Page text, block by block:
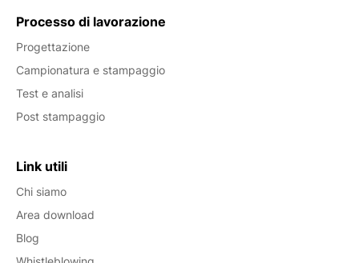
Processo di lavorazione
Progettazione
Campionatura e stampaggio
Test e analisi
Post stampaggio
Link utili
Chi siamo
Area download
Blog